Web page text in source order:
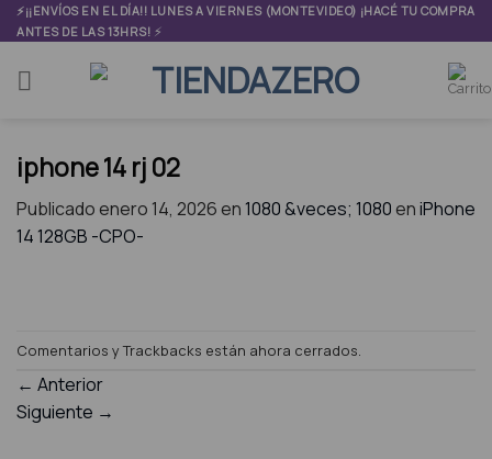
Skip
to
content
⚡¡¡ENVÍOS EN EL DÍA!! LUNES A VIERNES (MONTEVIDEO) ¡HACÉ TU COMPRA
ANTES DE LAS 13HRS! ⚡
iphone 14 rj 02
Publicadoenero 14, 2026en1080 &veces; 1080eniPhone
14 128GB -CPO-
Comentarios y Trackbacks están ahora cerrados.
← Anterior
Siguiente →